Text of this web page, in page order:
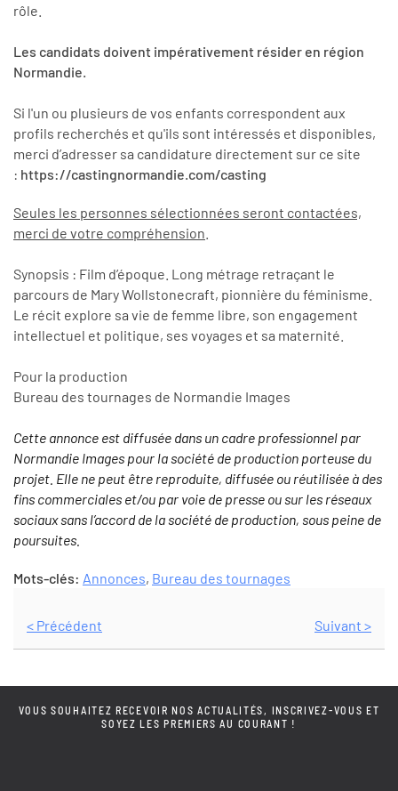
rôle.
Les candidats doivent impérativement résider en région
Normandie.
Si l'un ou plusieurs de vos enfants correspondent aux
profils recherchés et qu'ils sont intéressés et disponibles,
merci d’adresser sa candidature directement sur ce site
: https://castingnormandie.com/casting
Seules les personnes sélectionnées seront contactées,
merci de votre compréhension
Synopsis : Film d’époque. Long métrage retraçant le
parcours de Mary Wollstonecraft, pionnière du féminisme.
Le récit explore sa vie de femme libre, son engagement
intellectuel et politique, ses voyages et sa maternité.
Pour la production
Bureau des tournages de Normandie Images
Cette annonce est diffusée dans un cadre professionnel par
Normandie Images pour la société de production porteuse du
projet. Elle ne peut être reproduite, diffusée ou réutilisée à des
fins commerciales et/ou par voie de presse ou sur les réseaux
sociaux sans l’accord de la société de production, sous peine de
poursuites.
Mots-clés: Annonces, Bureau des tournages
< Précédent Suivant >
VOUS SOUHAITEZ RECEVOIR NOS ACTUALITÉS, INSCRIVEZ-VOUS ET
SOYEZ LES PREMIERS AU COURANT !